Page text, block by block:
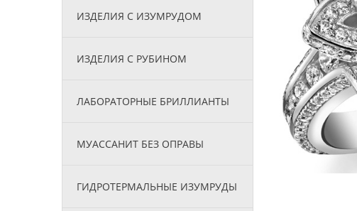
ИЗДЕЛИЯ С ИЗУМРУДОМ
ИЗДЕЛИЯ С РУБИНОМ
ЛАБОРАТОРНЫЕ БРИЛЛИАНТЫ
МУАССАНИТ БЕЗ ОПРАВЫ
ГИДРОТЕРМАЛЬНЫЕ ИЗУМРУДЫ